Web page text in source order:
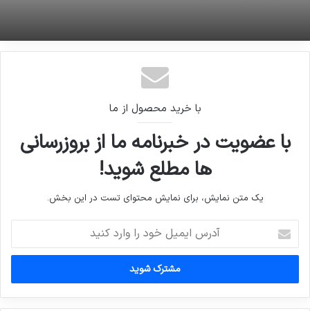
با خرید محصول از ما
با عضویت در خبرنامه ما از بروزرسانی
ها مطلع شوید!
یک متن نمایش، برای نمایش محتوای تست در این بخش.
ایمیل
خود
وارد
کنید